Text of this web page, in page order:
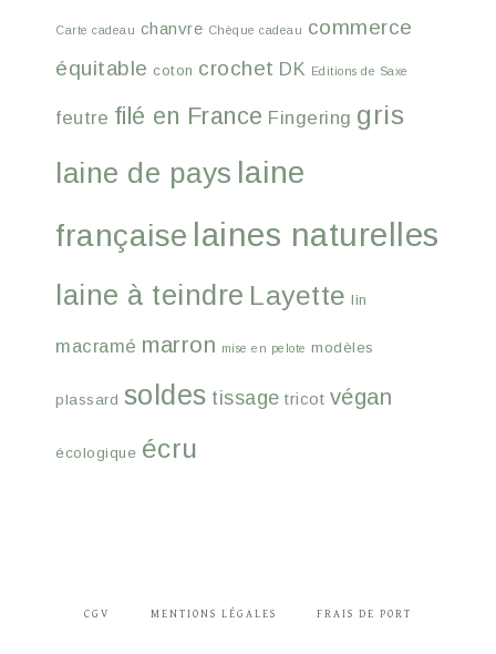
Carte cadeau chanvre Chèque cadeau commerce
équitable coton crochet DK Editions de Saxe
feutre filé en France Fingering gris
laine de pays laine
française laines naturelles
laine à teindre Layette lin
macramé marron mise en pelote modèles
plassard soldes tissage tricot végan
écologique écru
CGV MENTIONS LÉGALES FRAIS DE PORT